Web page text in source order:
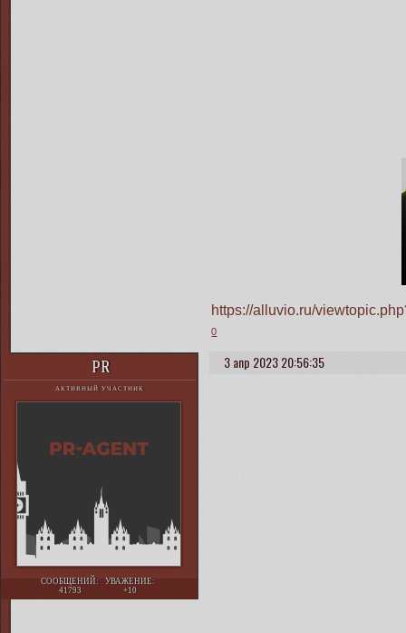
https://alluvio.ru/
0
3 апр 2023 20:56:35
PR
АКТИВНЫЙ УЧАСТНИК
СООБЩЕНИЙ:
41793
УВАЖЕНИЕ:
+10